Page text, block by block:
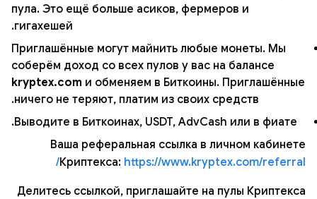
пула. Это ещё больше асиков, фермеров и
гигахешей.
Приглашённые могут майнить любые монеты. Мы
соберём доход со всех пулов у вас на балансе
kryptex.com и обменяем в Биткоины. Приглашённые
ничего не теряют, платим из своих средств.
Выводите в Биткоинах, USDT, AdvCash или в фиате.
Ваша реферальная ссылка в личном кабинете
Криптекса: https://www.kryptex.com/referral/
Делитесь ссылкой, приглашайте на пулы Криптекса